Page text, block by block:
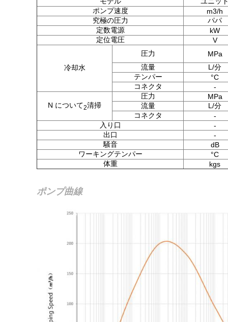
ポンプ速度
m3/h
究極の圧力
パパ
定数電源
kW
定位電圧
V
冷却水
圧力
MPa
流量
L/分
テンパー
°C
コネクタ
-
N について2清掃
圧力
MPa
流量
L/分
コネクタ
-
入り口
-
出口
-
騒音
dB
ワーキングテンパー
°C
体重
kgs
ポンプ曲線